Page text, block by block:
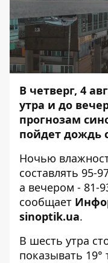
В четверг, 4
утра и до
прогнозам
пойдет дождь
Ночью
составлять 95-
а вечером - 81-
сообщает
sinoptik.ua.
В шесть утра
показывать 19°